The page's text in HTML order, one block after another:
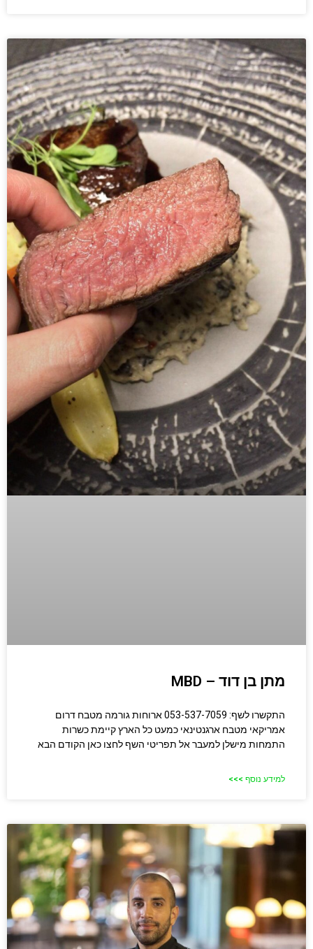
מתן בן דוד – MBD
התקשרו לשף: 053-537-7059 ארוחות גורמה מטבח דרום
אמריקאי מטבח ארגנטינאי כמעט כל הארץ קיימת כשרות
התמחות מישלן למעבר אל תפריטי השף לחצו כאן הקודם הבא
למידע נוסף >>>